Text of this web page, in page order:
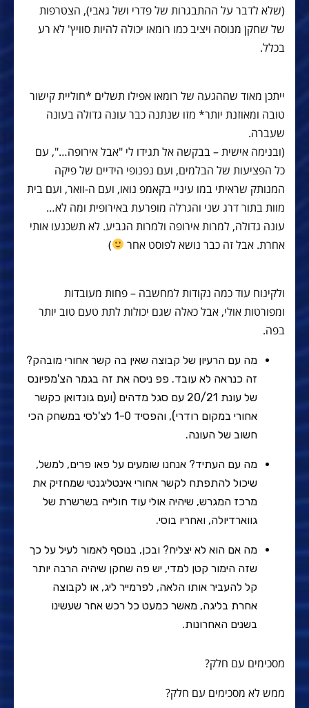
(שלא לדבר על ההתבגרות של פדרי ושל גאבי), הצטרפות
של שחקן מנוסה ויציב כמו רומאו יכולה להיות סוויץ' לא רע
בכלל.
ייתכן מאוד שההגעה של רומאו אפילו תשלים *חוליית קישור
טובה ומאוזנת יותר* מזו שנתנה כבר עונה גדולה בעונה
שעברה.
(ובנימה אישית – בבקשה אל תגידו לי "אבל אירופה…", עם
כל הפציעות של הבלמים, ועם נפנופי הידיים של פיקה
המנותק שראיתי במו עיניי בקאמפ נואו, ועם ה-וואר, ועם בית
מוות בתור דרג שני והגרלה מופרעת באירופית ומה לא…
עונה גדולה, למרות אירופה ולמרות הגביע. לא תשכנעו אותי
אחרת. אבל זה כבר נושא לפוסט אחר
)
ולקינוח עוד כמה נקודות למחשבה – פחות מעובדות
ומפורטות אולי, אבל כאלה שגם יכולות לתת טעם טוב יותר
בפה.
מה עם הרעיון של קבוצה שאין בה קשר אחורי מובהק?
זה כנראה לא עובד. פפ ניסה את זה בגמר הצ'מפיונס
של עונת 20/21 עם סגל מדהים (ועם גונדואן כקשר
אחורי במקום רודרי), והפסיד 1-0 לצ'לסי במשחק הכי
חשוב של העונה.
מה עם העתיד? אנחנו שומעים על פאו פרים, למשל,
שיכול להתפתח לקשר אחורי אינטליגנטי שמחזיק את
מרכז המגרש, שיהיה אולי עוד חולייה בשרשרת של
גווארדיולה, ואחריו בוסי.
מה אם הוא לא יצליח? ובכן, בנוסף לאמור לעיל על כך
שזה הימור קטן למדי, יש פה שחקן שיהיה הרבה יותר
קל להעביר אותו הלאה, לפרמייר ליג, או לקבוצה
אחרת בליגה, מאשר כמעט כל רכש אחר שעשינו
בשנים האחרונות.
מסכימים עם חלק?
ממש לא מסכימים עם חלק?